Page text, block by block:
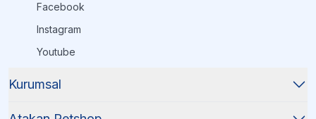
Facebook
Instagram
Youtube
Kurumsal